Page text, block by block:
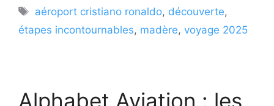
Étiquettes
aéroport cristiano ronaldo, découverte,
étapes incontournables, madère, voyage 2025
Alphabet Aviation : les